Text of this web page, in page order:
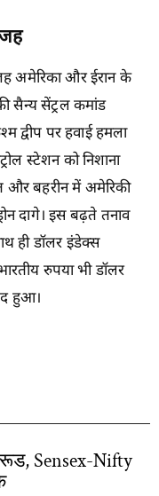
अमेरिका और ईरान के
सैन्य सेंट्रल कमांड
द्वीप पर हवाई हमला
स्टेशन को निशाना
और बहरीन में अमेरिकी
दागे। इस बढ़ते तनाव
ही डॉलर इंडेक्स
रुपया भी डॉलर
हुआ।
Sensex-Nifty